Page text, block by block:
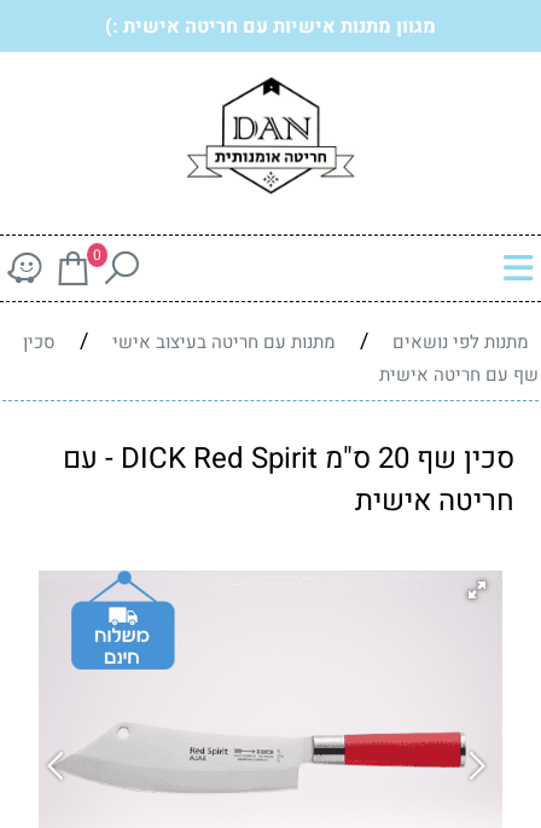
מגוון מתנות אישיות עם חריטה אישית :)
0
מתנות לפי נושאים / מתנות עם חריטה בעיצוב אישי /
סכין
שף עם חריטה אישית
סכין שף 20 ס"מ DICK Red Spirit - עם
חריטה אישית